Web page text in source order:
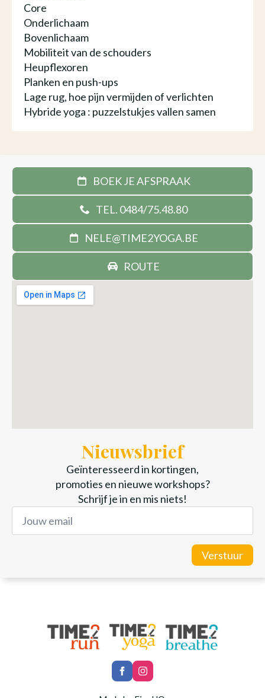
Core
Onderlichaam
Bovenlichaam
Mobiliteit van de schouders
Heupflexoren
Planken en push-ups
Lage rug, hoe pijn vermijden of verlichten
Hybride yoga : puzzelstukjes vallen samen
BOEK JE AFSPRAAK
TEL. 0484/75.48.80
NELE@TIME2YOGA.BE
ROUTE
Nieuwsbrief
Geïnteresseerd in kortingen,
promoties en nieuwe workshops?
Schrijf je in en mis niets!
Jouw
email
adress
Verstuur